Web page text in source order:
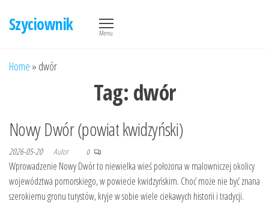
Szyciownik Menu
Home » dwór
Tag: dwór
Nowy Dwór (powiat kwidzyński)
2026-05-20 Autor 0
Wprowadzenie Nowy Dwór to niewielka wieś położona w malowniczej okolicy
województwa pomorskiego, w powiecie kwidzyńskim. Choć może nie być znana
szerokiemu gronu turystów, kryje w sobie wiele ciekawych historii i tradycji.